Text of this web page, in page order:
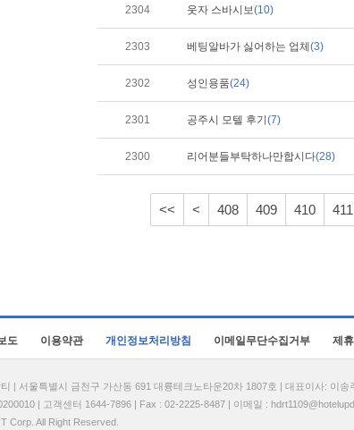
2304 웃자 스바시보(10)
2303 베팅알바가 싫어하는 업체 (3)
2302 성인용품(24)
2301 공주시 모텔 후기 (7)
2300 리어분들부탁하나만합시다(28)
<< < 408 409 410 411
도 이용약관 개인정보처리방침 이메일무단수집거부 제
| 서울특별시 금천구 가산동 691 대륭테크노타운20차 1807호 | 대표이사: 이
| 고객센터 1644-7896 | Fax : 02-2225-8487 | 이메일 :
Corp. All Right Reserved.